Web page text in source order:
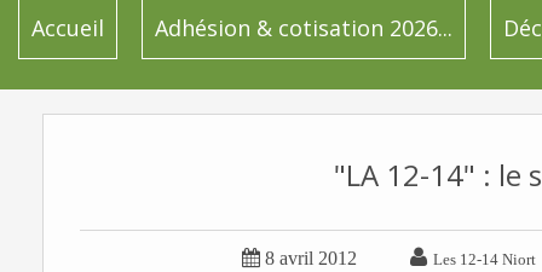
Accueil Adhésion & cotisation 2026...
"LA 12-14" : le
 8 avril 2012  Les 12-14 Niort